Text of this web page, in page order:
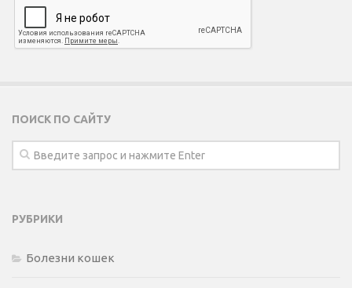
ПОИСК ПО САЙТУ
РУБРИКИ
Болезни кошек